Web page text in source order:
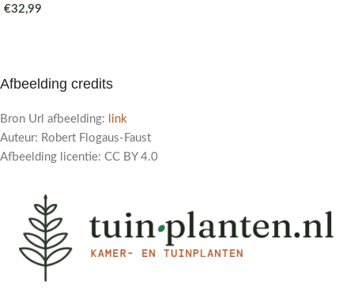
€32,99
Afbeelding credits
Bron Url afbeelding:
link
Auteur: Robert Flogaus-Faust
Afbeelding licentie: CC BY 4.0